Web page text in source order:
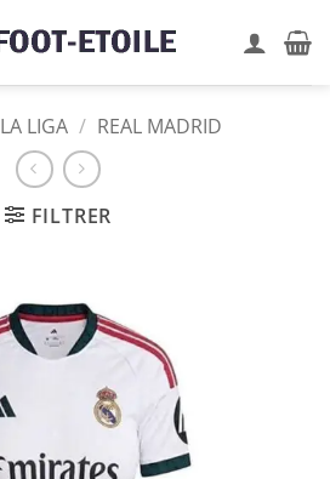
LA LIGA / REAL MADRID
FILTRER